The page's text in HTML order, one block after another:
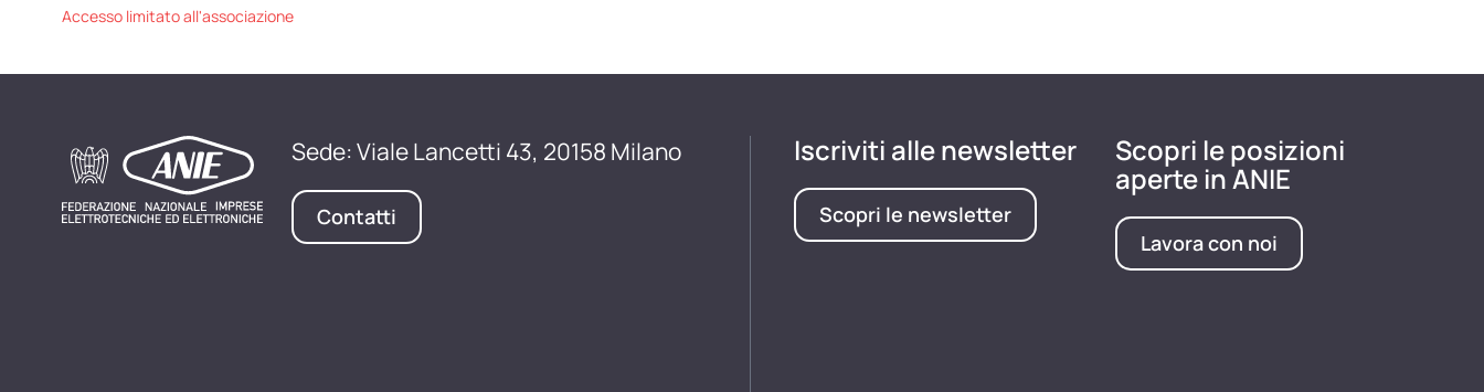
Accesso limitato all'associazione
Sede: Viale Lancetti 43, 20158 Milano
Contatti
Iscriviti alle newsletter
Scopri le newsletter
Scopri le posizioni
aperte in ANIE
Lavora con noi